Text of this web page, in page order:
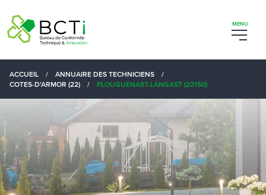
ACCUEIL / ANNUAIRE DES TECHNICIENS
/
COTES-D'ARMOR (22)
/ PLOUGUENAST-LANGAST (22150)